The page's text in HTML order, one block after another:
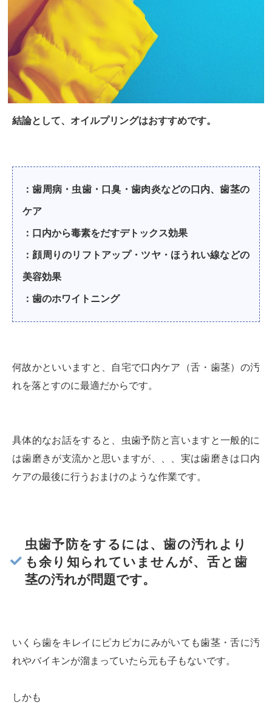
結論として、オイルプリングはおすすめです。
：歯周病・虫歯・口臭・歯肉炎などの口内、歯茎の
ケア
：口内から毒素をだすデトックス効果
：顔周りのリフトアップ・ツヤ・ほうれい線などの
美容効果
：歯のホワイトニング
何故かといいますと、自宅で口内ケア（舌・歯茎）の汚
れを落とすのに最適だからです。
具体的なお話をすると、虫歯予防と言いますと一般的に
は歯磨きが支流かと思いますが、、、実は歯磨きは口内
ケアの最後に行うおまけのような作業です。
虫歯予防をするには、歯の汚れより
も余り知られていませんが、舌と歯
茎の汚れが問題です。
いくら歯をキレイにピカピカにみがいても歯茎・舌に汚
れやバイキンが溜まっていたら元も子もないです。
しかも